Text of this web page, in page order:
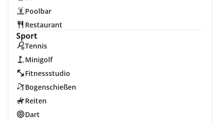
Poolbar
Restaurant
Sport
Tennis
Minigolf
Fitnessstudio
Bogenschießen
Reiten
Dart